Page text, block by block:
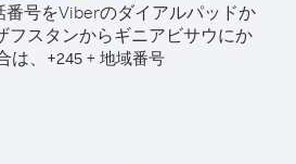
番号をViberのダイアルパッドか
フスタンからギニアビサウにか
は、
+245+ 地域番号